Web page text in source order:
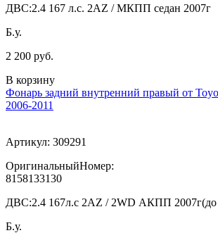
ДВС:2.4 167 л.с. 2AZ / МКПП седан 2007г
Б.у.
2 200 руб.
В корзину
Фонарь задний внутренний правый от
2006-2011
Артикул: 309291
ОригинальныйНомер:
8158133130
ДВС:2.4 167л.с 2AZ / 2WD АКПП 2007г(до
Б.у.